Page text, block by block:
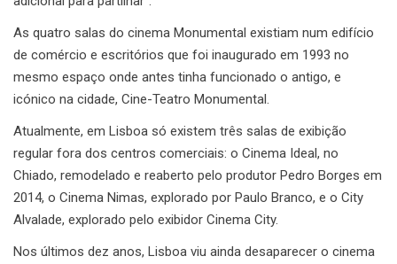
As quatro salas do cinema Monumental existiam num edifício
de comércio e escritórios que foi inaugurado em 1993 no
mesmo espaço onde antes tinha funcionado o antigo, e
icónico na cidade, Cine-Teatro Monumental.
Atualmente, em Lisboa só existem três salas de exibição
regular fora dos centros comerciais: o Cinema Ideal, no
Chiado, remodelado e reaberto pelo produtor Pedro Borges em
2014, o Cinema Nimas, explorado por Paulo Branco, e o City
Alvalade, explorado pelo exibidor Cinema City.
Nos últimos dez anos, Lisboa viu ainda desaparecer o cinema